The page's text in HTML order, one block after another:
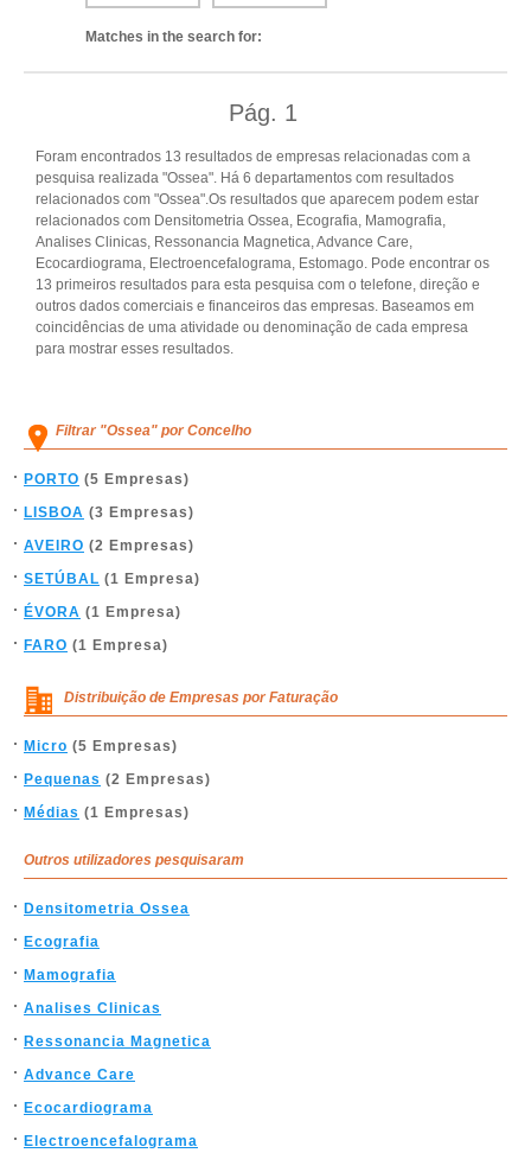
Matches in the search for:
Pág. 1
Foram encontrados 13 resultados de empresas relacionadas com a
pesquisa realizada "Ossea". Há 6 departamentos com resultados
relacionados com "Ossea".Os resultados que aparecem podem estar
relacionados com Densitometria Ossea, Ecografia, Mamografia,
Analises Clinicas, Ressonancia Magnetica, Advance Care,
Ecocardiograma, Electroencefalograma, Estomago. Pode encontrar os
13 primeiros resultados para esta pesquisa com o telefone, direção e
outros dados comerciais e financeiros das empresas. Baseamos em
coincidências de uma atividade ou denominação de cada empresa
para mostrar esses resultados.
Filtrar "Ossea" por Concelho
PORTO (5 Empresas)
LISBOA (3 Empresas)
AVEIRO (2 Empresas)
SETÚBAL (1 Empresa)
ÉVORA (1 Empresa)
FARO (1 Empresa)
Distribuição de Empresas por Faturação
Micro (5 Empresas)
Pequenas (2 Empresas)
Médias (1 Empresas)
Outros utilizadores pesquisaram
Densitometria Ossea
Ecografia
Mamografia
Analises Clinicas
Ressonancia Magnetica
Advance Care
Ecocardiograma
Electroencefalograma